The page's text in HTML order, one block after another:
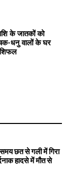
के जातकों को
धनु वालों के घर
छत से गली में गिरा
हादसे में मौत से